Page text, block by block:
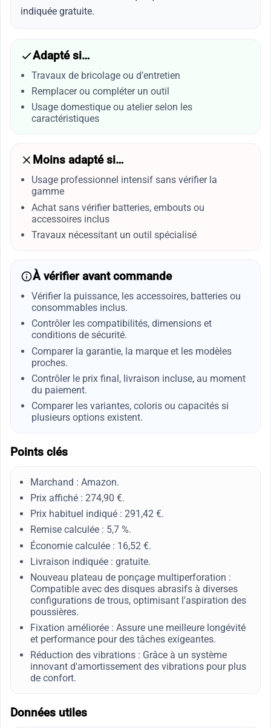
indiquée gratuite.
Adapté si…
Travaux de bricolage ou d’entretien
Remplacer ou compléter un outil
Usage domestique ou atelier selon les
caractéristiques
Moins adapté si…
Usage professionnel intensif sans vérifier la
gamme
Achat sans vérifier batteries, embouts ou
accessoires inclus
Travaux nécessitant un outil spécialisé
À vérifier avant commande
Vérifier la puissance, les accessoires, batteries ou
consommables inclus.
Contrôler les compatibilités, dimensions et
conditions de sécurité.
Comparer la garantie, la marque et les modèles
proches.
Contrôler le prix final, livraison incluse, au moment
du paiement.
Comparer les variantes, coloris ou capacités si
plusieurs options existent.
Points clés
Marchand : Amazon.
Prix affiché : 274,90 €.
Prix habituel indiqué : 291,42 €.
Remise calculée : 5,7 %.
Économie calculée : 16,52 €.
Livraison indiquée : gratuite.
Nouveau plateau de ponçage multiperforation :
Compatible avec des disques abrasifs à diverses
configurations de trous, optimisant l'aspiration des
poussières.
Fixation améliorée : Assure une meilleure longévité
et performance pour des tâches exigeantes.
Réduction des vibrations : Grâce à un système
innovant d'amortissement des vibrations pour plus
de confort.
Données utiles